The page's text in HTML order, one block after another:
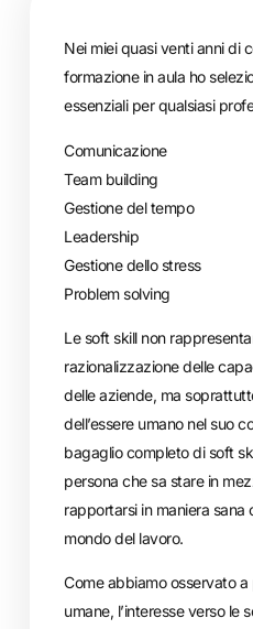
Nei miei quasi venti anni di
formazione in aula ho
essenziali per qualsiasi
Comunicazione
Team building
Gestione del tempo
Leadership
Gestione dello stress
Problem solving
Le soft skill non
razionalizzazione delle
delle aziende, ma
dell’essere umano nel suo
bagaglio completo di soft
persona che sa stare in
rapportarsi in maniera sana
mondo del lavoro.
Come abbiamo osservato
umane, l’interesse verso le